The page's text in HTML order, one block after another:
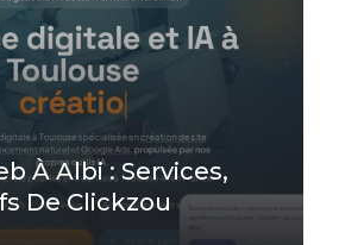
À Albi : Services,
De Clickzou